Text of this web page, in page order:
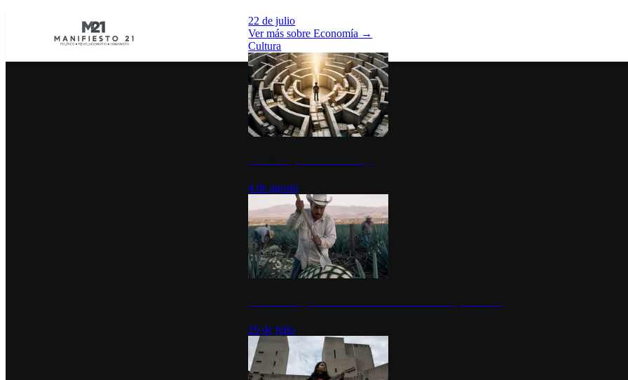
22 de julio
Ver más sobreEconomía →
Cultura
4 de agosto
26 de julio